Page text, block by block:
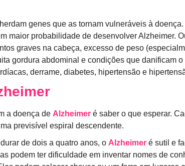
genes que as tornam vulneráveis ​​à
maior probabilidade de desenvolver Alzheimer.
graves na cabeça, excesso de peso
gordura abdominal e condições que danificam
derrame, diabetes, hipertensão e
a doença de Alzheimer é saber o que esperar.
previsível espiral descendente.
de dois a quatro anos, o Alzheimer é sutil e
podem ter dificuldade em inventar nomes de